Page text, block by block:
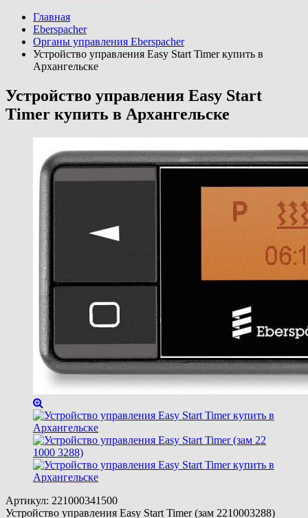
Главная
Eberspacher
Органы управления Eberspacher
Устройство управления Easy Start Timer купить в
Архангельске
Устройство управления Easy Start
Timer купить в Архангельске
Артикул: 221000341500
Устройство управления Easy Start Timer (зам 2210003288)